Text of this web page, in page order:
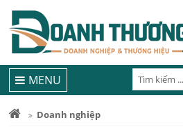
MENU
Doanh nghiệp